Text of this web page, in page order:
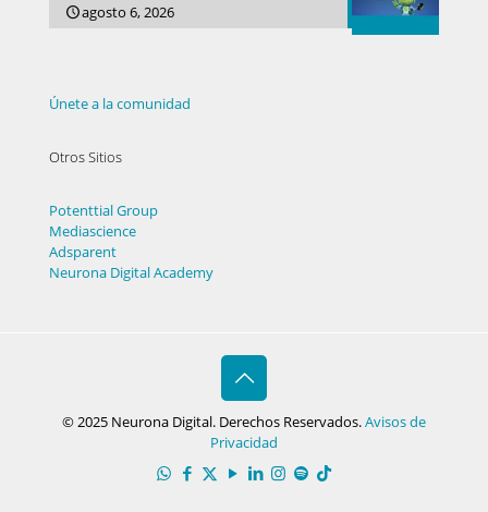
agosto 6, 2026
Únete a la comunidad
Otros Sitios
Potenttial Group
Mediascience
Adsparent
Neurona Digital Academy
© 2025 Neurona Digital. Derechos Reservados.Avisos de
Privacidad